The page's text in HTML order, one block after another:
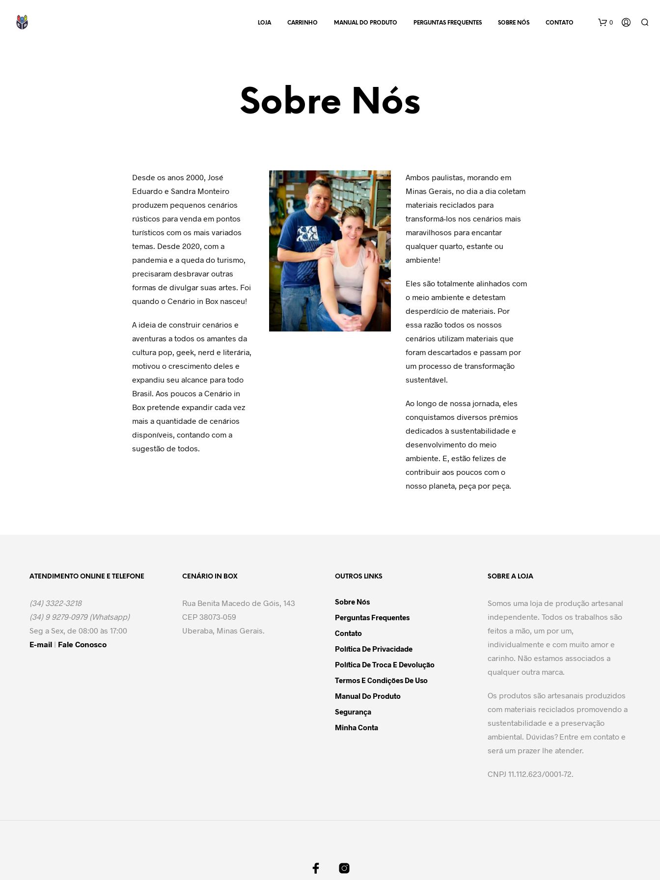
LOJA CARRINHO MANUAL DO PRODUTO PERGUNTAS FREQUENTES SOBRE NÓS CONTATO 0
Sobre Nós
Desde os anos 2000, José
Eduardo e Sandra Monteiro
produzem pequenos cenários
rústicos para venda em pontos
turísticos com os mais variados
temas. Desde 2020, com a
pandemia e a queda do turismo,
precisaram desbravar outras
formas de divulgar suas artes. Foi
quando o Cenário in Box nasceu!
A ideia de construir cenários e
aventuras a todos os amantes da
cultura pop, geek, nerd e literária,
motivou o crescimento deles e
expandiu seu alcance para todo
Brasil. Aos poucos a Cenário in
Box pretende expandir cada vez
mais a quantidade de cenários
disponíveis, contando com a
sugestão de todos.
Ambos paulistas, morando em
Minas Gerais, no dia a dia coletam
materiais reciclados para
transformá-los nos cenários mais
maravilhosos para encantar
qualquer quarto, estante ou
ambiente!
Eles são totalmente alinhados com
o meio ambiente e detestam
desperdício de materiais. Por
essa razão todos os nossos
cenários utilizam materiais que
foram descartados e passam por
um processo de transformação
sustentável.
Ao longo de nossa jornada, eles
conquistamos diversos prêmios
dedicados à sustentabilidade e
desenvolvimento do meio
ambiente. E, estão felizes de
contribuir aos poucos com o
nosso planeta, peça por peça.
ATENDIMENTO ONLINE E TELEFONE
(34) 3322-3218
(34) 9 9279-0979 (Whatsapp)
Seg a Sex, de 08:00 às 17:00
E-mail | Fale Conosco
CENÁRIO IN BOX
Rua Benita Macedo de Góis, 143
CEP 38073-059
Uberaba, Minas Gerais.
OUTROS LINKS
Sobre Nós
Perguntas Frequentes
Contato
Política De Privacidade
Política De Troca E Devolução
Termos E Condições De Uso
Manual Do Produto
Segurança
Minha Conta
SOBRE A LOJA
Somos uma loja de produção artesanal
independente. Todos os trabalhos são
feitos a mão, um por um,
individualmente e com muito amor e
carinho. Não estamos associados a
qualquer outra marca.
Os produtos são artesanais produzidos
com materiais reciclados promovendo a
sustentabilidade e a preservação
ambiental. Dúvidas? Entre em contato e
será um prazer lhe atender.
CNPJ 11.112.623/0001-72.